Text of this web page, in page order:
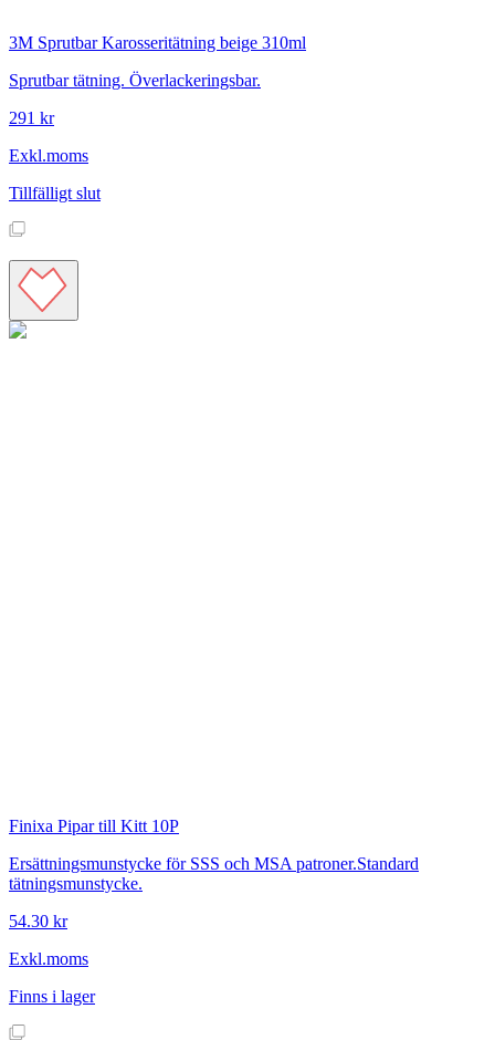
3M Sprutbar Karosseritätning beige 310ml
Sprutbar tätning. Överlackeringsbar.
291 kr
Exkl.moms
Tillfälligt slut
Finixa Pipar till Kitt 10P
Ersättningsmunstycke för SSS och MSA patroner.Standard
tätningsmunstycke.
54.30 kr
Exkl.moms
Finns i lager